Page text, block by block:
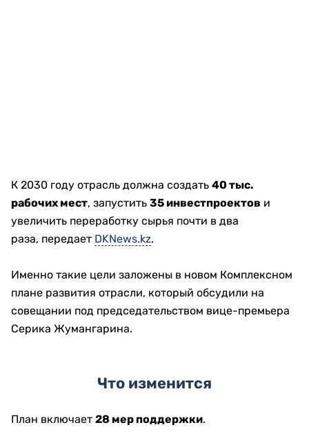
К 2030 году отрасль должна создать 40 тыс.
рабочих мест, запустить 35 инвестпроектов и
увеличить переработку сырья почти в два
раза, передает DKNews.kz.
Именно такие цели заложены в новом Комплексном
плане развития отрасли, который обсудили на
совещании под председательством вице-премьера
Серика Жумангарина.
Что изменится
План включает 28 мер поддержки.